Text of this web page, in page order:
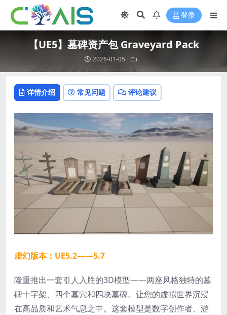
登录
【UE5】墓碑资产包 Graveyard Pack
2026-01-05
详情介绍 常见问题 评论建议
虚幻版本：UE5.2——5.7
隆重推出一套引人入胜的3D模型——两座风格独特的墓
碑十字架、四个墓穴和四块墓碑。让您的虚拟世界沉浸
在高品质和艺术气息之中。这套模型是数字创作者、游